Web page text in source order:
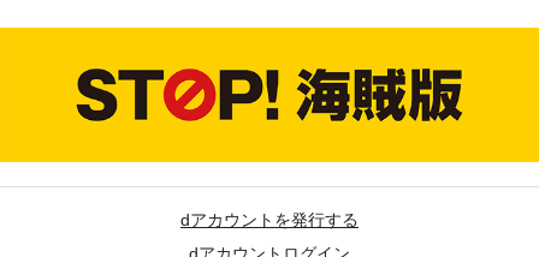
dアカウントを発行する